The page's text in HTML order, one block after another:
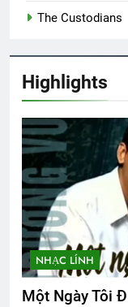
2
2
3
3
The Custodians
Highlights
NHẠC LÍNH
Một Ngày Tôi